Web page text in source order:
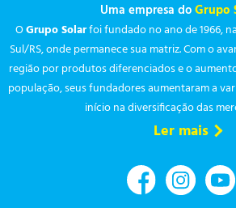
Uma empresa doGrupo
OGrupo Solarfoi fundado no ano de 1966,
Sul/RS, onde permanece sua matriz. Com o
região por produtos diferenciados e o
população, seus fundadores aumentaram a
início na diversificação das
Ler mais